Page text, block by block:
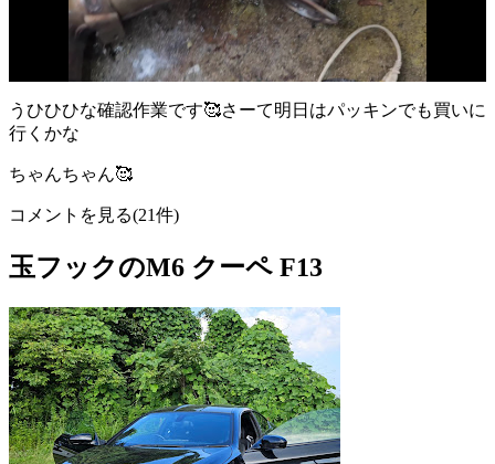
うひひひな確認作業です🥰さーて明日はパッキンでも買いに
行くかな
ちゃんちゃん🥰
コメントを見る(21件)
玉フックのM6 クーペ F13